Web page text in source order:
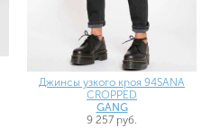
Джинсы узкого кроя 94SANA
CROPPED
GANG
9 257 руб.